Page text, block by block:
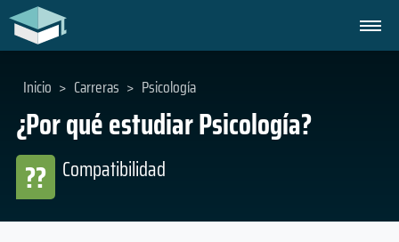
¿Por qué estudiar Psicología?
Compatibilidad
??
Inicio > Carreras > Psicología